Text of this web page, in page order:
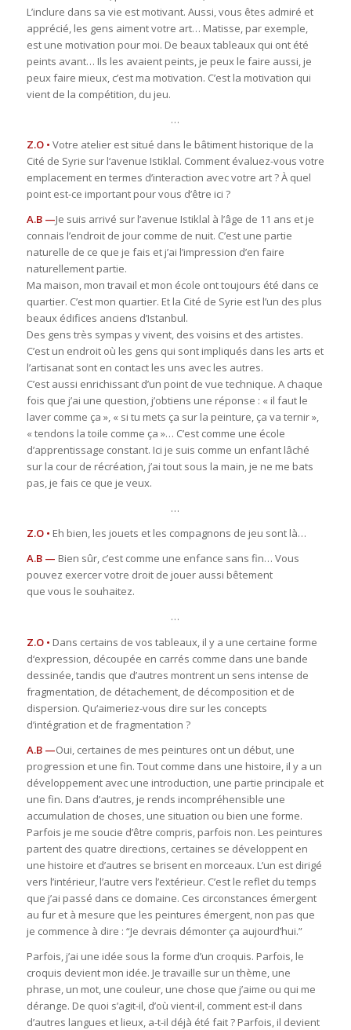
L’inclure dans sa vie est motivant. Aussi, vous êtes admiré et
apprécié, les gens aiment votre art… Matisse, par exemple,
est une motivation pour moi. De beaux tableaux qui ont été
peints avant… Ils les avaient peints, je peux le faire aussi, je
peux faire mieux, c’est ma motivation. C’est la motivation qui
vient de la compétition, du jeu.
…
Z.O • Votre atelier est situé dans le bâtiment historique de la
Cité de Syrie sur l‘avenue Istiklal. Comment évaluez-vous votre
emplacement en termes d’interaction avec votre art ? À quel
point est-ce important pour vous d’être ici ?
A.B —Je suis arrivé sur l’avenue Istiklal à l’âge de 11 ans et je
connais l’endroit de jour comme de nuit. C’est une partie
naturelle de ce que je fais et j’ai l’impression d’en faire
naturellement partie.
Ma maison, mon travail et mon école ont toujours été dans ce
quartier. C’est mon quartier. Et la Cité de Syrie est l’un des plus
beaux édifices anciens d’Istanbul.
Des gens très sympas y vivent, des voisins et des artistes.
C’est un endroit où les gens qui sont impliqués dans les arts et
l’artisanat sont en contact les uns avec les autres.
C’est aussi enrichissant d’un point de vue technique. A chaque
fois que j’ai une question, j’obtiens une réponse : « il faut le
laver comme ça », « si tu mets ça sur la peinture, ça va ternir »,
« tendons la toile comme ça »… C’est comme une école
d’apprentissage constant. Ici je suis comme un enfant lâché
sur la cour de récréation, j’ai tout sous la main, je ne me bats
pas, je fais ce que je veux.
…
Z.O • Eh bien, les jouets et les compagnons de jeu sont là…
A.B — Bien sûr, c’est comme une enfance sans fin… Vous
pouvez exercer votre droit de jouer aussi bêtement
que vous le souhaitez.
…
Z.O • Dans certains de vos tableaux, il y a une certaine forme
d‘expression, découpée en carrés comme dans une bande
dessinée, tandis que d’autres montrent un sens intense de
fragmentation, de détachement, de décomposition et de
dispersion. Qu‘aimeriez-vous dire sur les concepts
d’intégration et de fragmentation ?
A.B —Oui, certaines de mes peintures ont un début, une
progression et une fin. Tout comme dans une histoire, il y a un
développement avec une introduction, une partie principale et
une fin. Dans d’autres, je rends incompréhensible une
accumulation de choses, une situation ou bien une forme.
Parfois je me soucie d’être compris, parfois non. Les peintures
partent des quatre directions, certaines se développent en
une histoire et d’autres se brisent en morceaux. L’un est dirigé
vers l’intérieur, l’autre vers l’extérieur. C’est le reflet du temps
que j’ai passé dans ce domaine. Ces circonstances émergent
au fur et à mesure que les peintures émergent, non pas que
je commence à dire : “Je devrais démonter ça aujourd’hui.”
Parfois, j’ai une idée sous la forme d’un croquis. Parfois, le
croquis devient mon idée. Je travaille sur un thème, une
phrase, un mot, une couleur, une chose que j’aime ou qui me
dérange. De quoi s’agit-il, d’où vient-il, comment est-il dans
d’autres langues et lieux, a-t-il déjà été fait ? Parfois, il devient